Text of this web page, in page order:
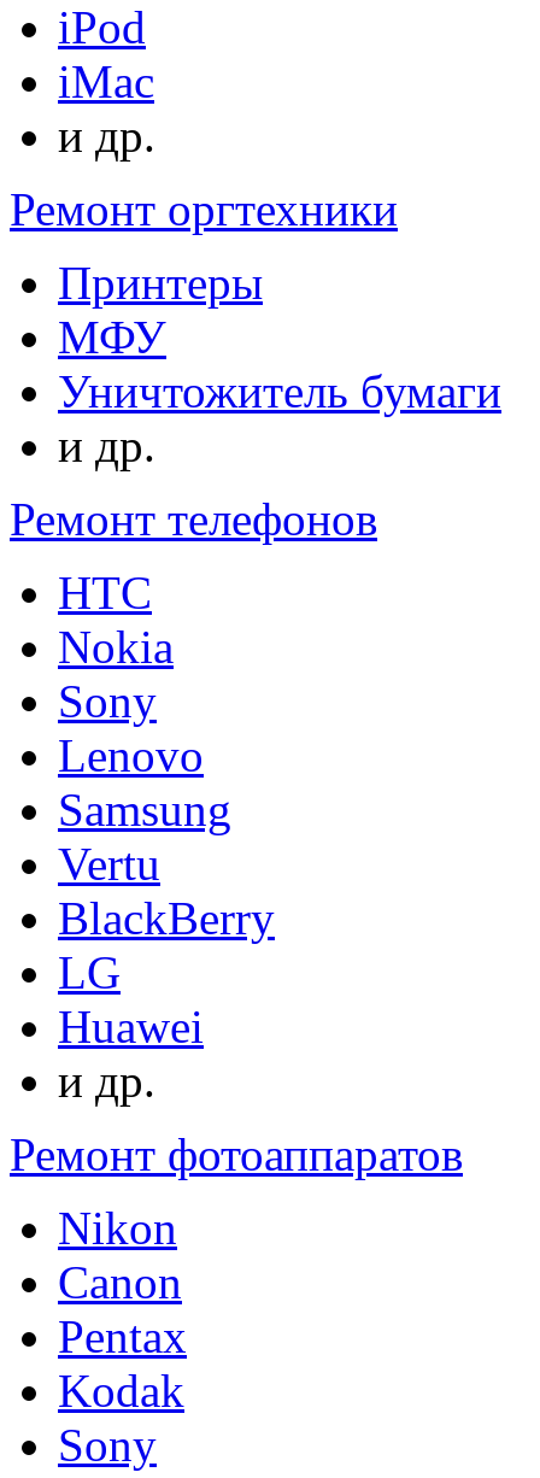
iPod
iMac
и др.
Ремонт оргтехники
Принтеры
МФУ
Уничтожитель бумаги
и др.
Ремонт телефонов
HTC
Nokia
Sony
Lenovo
Samsung
Vertu
BlackBerry
LG
Huawei
и др.
Ремонт фотоаппаратов
Nikon
Canon
Pentax
Kodak
Sony